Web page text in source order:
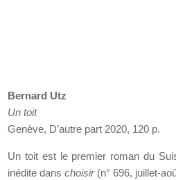
Bernard Utz
Un toit
Genève, D’autre part 2020, 120 p.
Un toit est le premier roman du
inédite dans choisir(n° 696, juillet-